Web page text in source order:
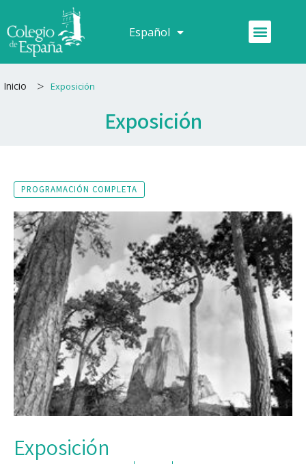
al
contenido
Español
Français Menú
Inicio > Exposición
Exposición
PROGRAMACIÓN COMPLETA
Exposición